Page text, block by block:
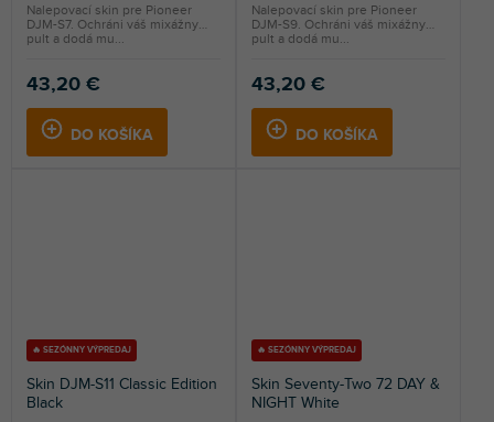
43,20 €
DO KOŠÍKA
Nalepovací skin pre Pioneer
DJM-S7. Ochráni váš mixážny
pult a dodá mu...
43,20 €
DO KOŠÍKA
Nalepovací skin pre Pioneer
DJM-S9. Ochráni váš mixážny
pult a dodá mu...
🔥 SEZÓNNY VÝPREDAJ
Skin DJM-S11 Classic Edition
Black
🔥 SEZÓNNY VÝPREDAJ
Skin Seventy-Two 72 DAY &
NIGHT White